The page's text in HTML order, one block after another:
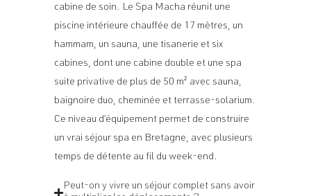
cabine de soin. Le Spa Macha réunit une
piscine intérieure chauffée de 17 mètres, un
hammam, un sauna, une tisanerie et six
cabines, dont une cabine double et une spa
suite privative de plus de 50 m² avec sauna,
baignoire duo, cheminée et terrasse-solarium.
Ce niveau d’équipement permet de construire
un vrai séjour spa en Bretagne, avec plusieurs
temps de détente au fil du week-end.
Peut-on y vivre un séjour complet sans avoir